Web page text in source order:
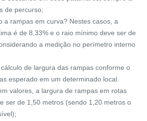
de percurso;
a rampas em curva? Nestes casos, a
é de 8,33% e o raio mínimo deve ser de
a medição no perímetro interno
de largura das rampas conforme o
esperado em um determinado local.
valores, a largura de rampas em rotas
ser de 1,50 metros (sendo 1,20 metros o